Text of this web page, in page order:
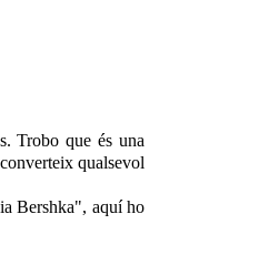
Trobo que és una
qualsevol
Bershka", aquí ho